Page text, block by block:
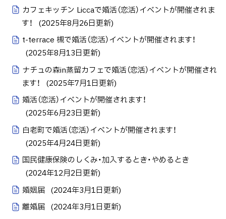
カフェキッチン Liccaで婚活（恋活）イベントが開催されま
す！
(2025年8月26日更新)
t-terrace 槻で婚活（恋活）イベントが開催されます！
(2025年8月13日更新)
ナチュの森in蒸留カフェで婚活（恋活）イベントが開催され
ます！
(2025年7月1日更新)
婚活（恋活）イベントが開催されます！
(2025年6月23日更新)
白老町で婚活（恋活）イベントが開催されます！
(2025年4月24日更新)
国民健康保険のしくみ・加入するとき・やめるとき
(2024年12月2日更新)
婚姻届 (2024年3月1日更新)
離婚届 (2024年3月1日更新)